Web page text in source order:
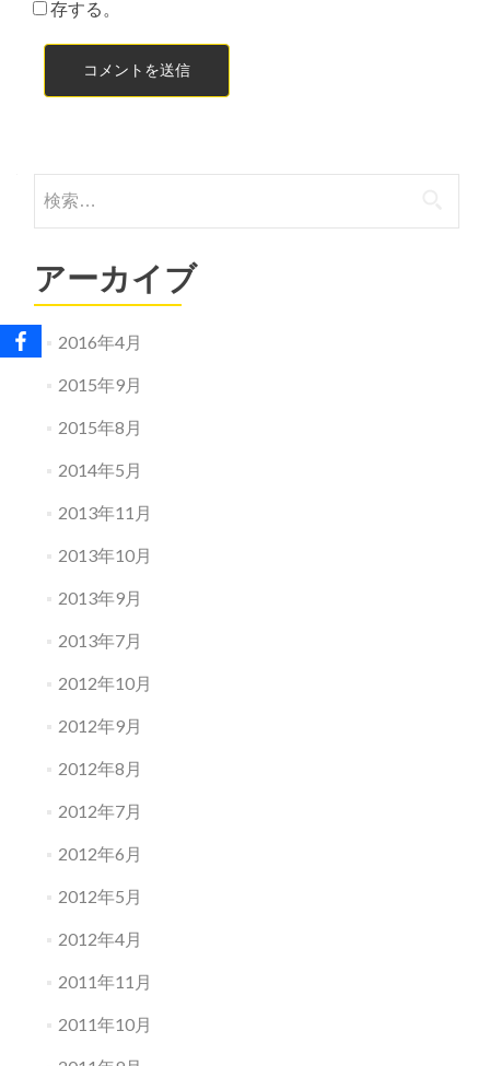
存する。
索:
アーカイブ
2016年4月
2015年9月
2015年8月
2014年5月
2013年11月
2013年10月
2013年9月
2013年7月
2012年10月
2012年9月
2012年8月
2012年7月
2012年6月
2012年5月
2012年4月
2011年11月
2011年10月